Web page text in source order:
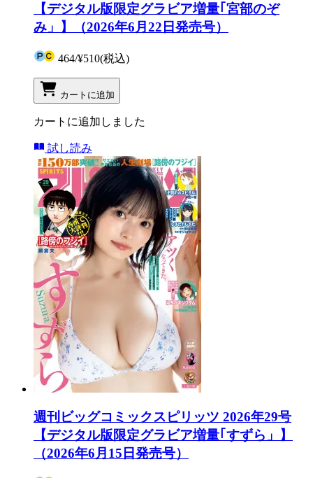
【デジタル版限定グラビア増量｢宮部のぞ
み」】（2026年6月22日発売号）
464/¥510(税込)
カートに追加
カートに追加しました
試し読み
週刊ビッグコミックスピリッツ 2026年29号
【デジタル版限定グラビア増量｢すずら」】
（2026年6月15日発売号）